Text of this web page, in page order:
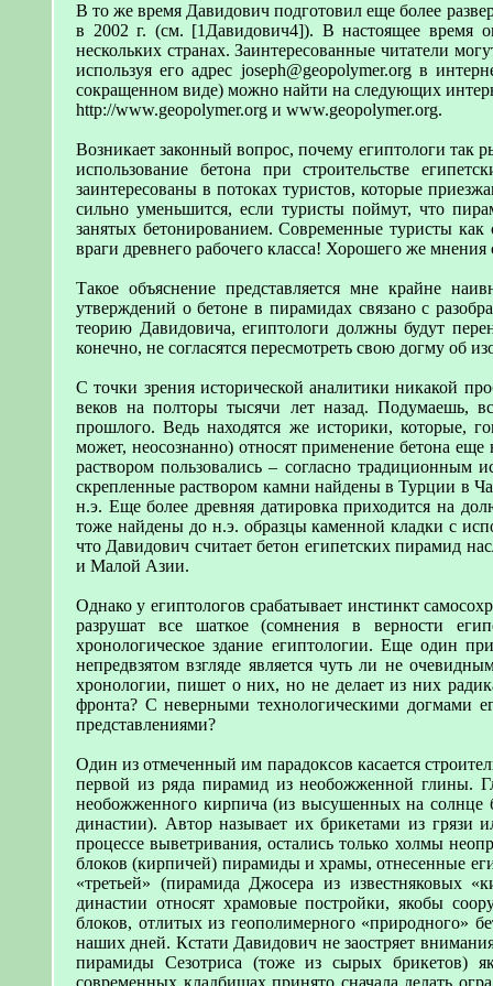
В то же время Давидович подготовил еще более
в 2002 г. (см. [1Давидович4]). В настоящее время
нескольких странах. Заинтересованные читатели
используя его адрес joseph@geopolymer.org в
сокращенном виде) можно найти на следующих
http://www.geopolymer.org и www.geopolymer.org.
Возникает законный вопрос, почему египтологи так
использование бетона при строительстве
заинтересованы в потоках туристов, которые
сильно уменьшится, если туристы поймут, что
занятых бетонированием. Современные туристы
враги древнего рабочего класса! Хорошего же
Такое объяснение представляется мне крайне
утверждений о бетоне в пирамидах связано с
теорию Давидовича, египтологи должны будут
конечно, не согласятся пересмотреть свою догму об
С точки зрения исторической аналитики никакой
веков на полторы тысячи лет назад. Подумаешь,
прошлого. Ведь находятся же историки, которые,
может, неосознанно) относят применение бетона
раствором пользовались – согласно
скрепленные раствором камни найдены в Турции в
н.э. Еще более древняя датировка приходится на
тоже найдены до н.э. образцы каменной кладки с
что Давидович считает бетон египетских пирамид
и Малой Азии.
Однако у египтологов срабатывает инстинкт
разрушат все шаткое (сомнения в верности
хронологическое здание египтологии. Еще один
непредвзятом взгляде является чуть ли не
хронологии, пишет о них, но не делает из них
фронта? С неверными технологическими догмами
представлениями?
Один из отмеченный им парадоксов касается
первой из ряда пирамид из необожженной глины.
необожженного кирпича (из высушенных на
династии). Автор называет их брикетами из
процессе выветривания, остались только холмы
блоков (кирпичей) пирамиды и храмы, отнесенные
«третьей» (пирамида Джосера из известняковых
династии относят храмовые постройки, якобы
блоков, отлитых из геополимерного «природного»
наших дней. Кстати Давидович не заостряет
пирамиды Сезотриса (тоже из сырых брикетов)
современных кладбищах принято сначала делать